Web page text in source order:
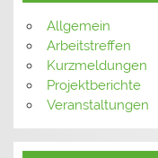
Allgemein
Arbeitstreffen
Kurzmeldungen
Projektberichte
Veranstaltungen